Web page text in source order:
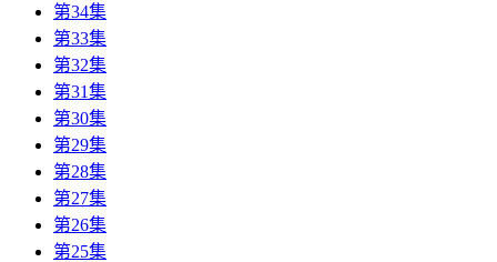
第34集
第33集
第32集
第31集
第30集
第29集
第28集
第27集
第26集
第25集